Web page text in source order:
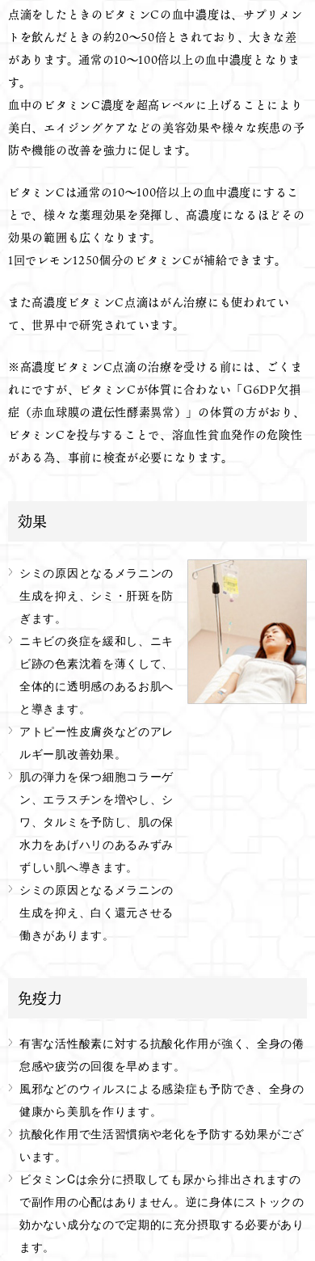
点滴をしたときのビタミンCの血中濃度は、サプリメン
トを飲んだときの約20～50倍とされており、大きな差
があります。通常の10～100倍以上の血中濃度となりま
す。
血中のビタミンC濃度を超高レベルに上げることにより
美白、エイジングケアなどの美容効果や様々な疾患の予
防や機能の改善を強力に促します。
ビタミンCは通常の10～100倍以上の血中濃度にするこ
とで、様々な薬理効果を発揮し、高濃度になるほどその
効果の範囲も広くなります。
1回でレモン1250個分のビタミンCが補給できます。
また高濃度ビタミンC点滴はがん治療にも使われてい
て、世界中で研究されています。
※高濃度ビタミンC点滴の治療を受ける前には、ごくま
れにですが、ビタミンCが体質に合わない「G6DP欠損
症（赤血球膜の遺伝性酵素異常）」の体質の方がおり、
ビタミンCを投与することで、溶血性貧血発作の危険性
がある為、事前に検査が必要になります。
効果
シミの原因となるメラニンの
生成を抑え、シミ・肝斑を防
ぎます。
ニキビの炎症を緩和し、ニキ
ビ跡の色素沈着を薄くして、
全体的に透明感のあるお肌へ
と導きます。
アトピー性皮膚炎などのアレ
ルギー肌改善効果。
肌の弾力を保つ細胞コラーゲ
ン、エラスチンを増やし、シ
ワ、タルミを予防し、肌の保
水力をあげハリのあるみずみ
ずしい肌へ導きます。
シミの原因となるメラニンの
生成を抑え、白く還元させる
働きがあります。
免疫力
有害な活性酸素に対する抗酸化作用が強く、全身の倦
怠感や疲労の回復を早めます。
風邪などのウィルスによる感染症も予防でき、全身の
健康から美肌を作ります。
抗酸化作用で生活習慣病や老化を予防する効果がござ
います。
ビタミンCは余分に摂取しても尿から排出されますの
で副作用の心配はありません。逆に身体にストックの
効かない成分なので定期的に充分摂取する必要があり
ます。